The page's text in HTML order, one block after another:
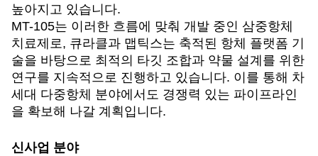
높아지고 있습니다.
MT-105는 이러한 흐름에 맞춰 개발 중인 삼중항체
치료제로, 큐라클과 맵틱스는 축적된 항체 플랫폼 기
술을 바탕으로 최적의 타깃 조합과 약물 설계를 위한
연구를 지속적으로 진행하고 있습니다. 이를 통해 차
세대 다중항체 분야에서도 경쟁력 있는 파이프라인
을 확보해 나갈 계획입니다.
신사업 분야